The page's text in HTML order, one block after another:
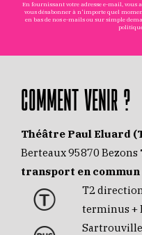
En fournissant votre adresse e-mail, vous
vous désabonner à n'importe quel
en bas de nos e-mails ou sur simple
COMMENT VENIR ?
Théâtre Paul Eluard
Berteaux 95870 Bezons
transport en commun
T2
terminus +